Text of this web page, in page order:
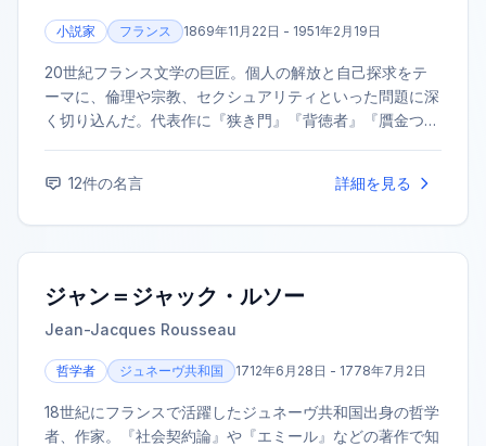
小説家 フランス 1869年11月22日 - 1951年2月19日
20世紀フランス文学の巨匠。個人の解放と自己探求をテ
ーマに、倫理や宗教、セクシュアリティといった問題に深
く切り込んだ。代表作に『狭き門』『背徳者』『贋金つく
12件の名言 詳細を見る
ジャン＝ジャック・ルソー
Jean-Jacques Rousseau
哲学者 ジュネーヴ共和国 1712年6月28日 - 1778年7月2日
18世紀にフランスで活躍したジュネーヴ共和国出身の哲学
者、作家。『社会契約論』や『エミール』などの著作で知